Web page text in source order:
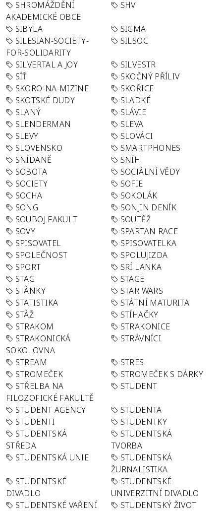
SHROMÁŽDĚNÍ
AKADEMICKÉ OBCE
SHV
SIBYLA
SIGMA
SILESIAN-SOCIETY-
FOR-SOLIDARITY
SILSOC
SILVERTAL A JOY
SILVESTR
SÍŤ
SKOČNÝ PŘÍLIV
SKORO-NA-MIZINE
SKOŘICE
SKOTSKÉ DUDY
SLADKÉ
SLANÝ
SLÁVIE
SLENDERMAN
SLEVA
SLEVY
SLOVÁCI
SLOVENSKO
SMARTPHONES
SNÍDANĚ
SNÍH
SOBOTA
SOCIÁLNÍ VĚDY
SOCIETY
SOFIE
SOCHA
SOKOLÁK
SONG
SONJIN DENÍK
SOUBOJ FAKULT
SOUTĚŽ
SOVY
SPARTAN RACE
SPISOVATEL
SPISOVATELKA
SPOLEČNOST
SPOLUJIZDA
SPORT
SRÍ LANKA
STAG
STAGE
STÁNKY
STAR WARS
STATISTIKA
STÁTNÍ MATURITA
STÁŽ
STÍHAČKY
STRAKOM
STRAKONICE
STRAKONICKÁ
SOKOLOVNA
STRÁVNÍCI
STREAM
STRES
STROMEČEK
STROMEČEK S DÁRKY
STŘELBA NA
FILOZOFICKÉ FAKULTĚ
STUDENT
STUDENT AGENCY
STUDENTA
STUDENTI
STUDENTKY
STUDENTSKÁ
STŘEDA
STUDENTSKÁ
TVORBA
STUDENTSKÁ UNIE
STUDENTSKÁ
ŽURNALISTIKA
STUDENTSKÉ
DIVADLO
STUDENTSKÉ
UNIVERZITNÍ DIVADLO
STUDENTSKÉ VAŘENÍ
STUDENTSKÝ ŽIVOT